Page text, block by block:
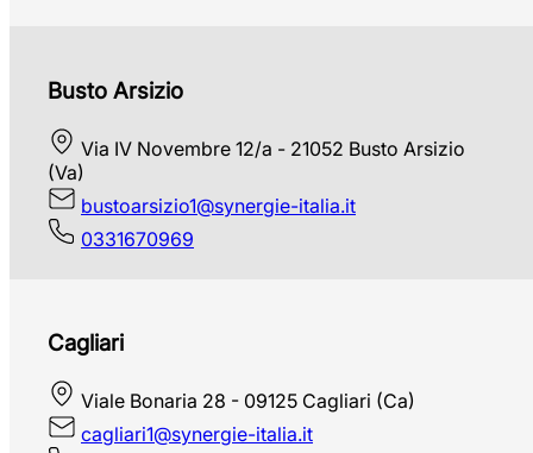
Busto Arsizio
Via IV Novembre 12/a - 21052 Busto Arsizio
(Va)
bustoarsizio1@synergie-italia.it
0331670969
Cagliari
Viale Bonaria 28 - 09125 Cagliari (Ca)
cagliari1@synergie-italia.it